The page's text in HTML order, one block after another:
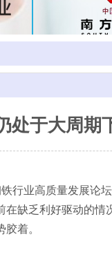
处于大周期
行业高质量发展论坛
缺乏利好驱动的情
着。